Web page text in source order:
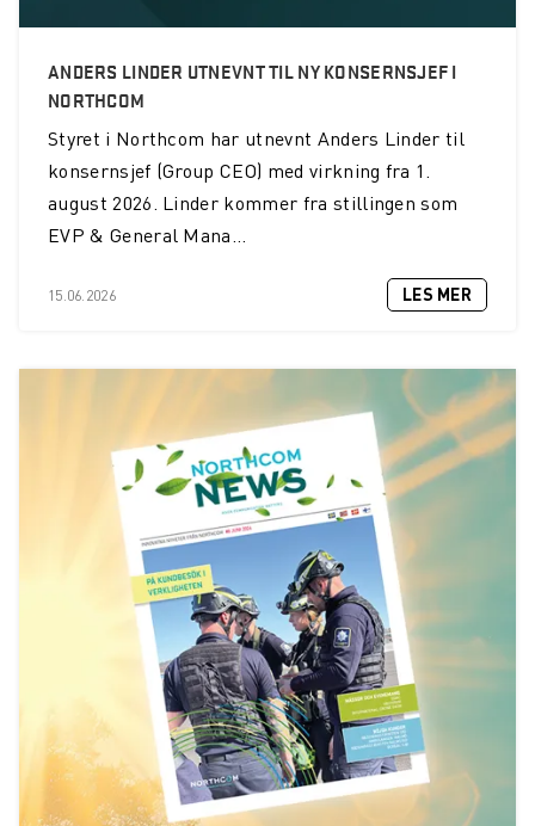
ANDERS LINDER UTNEVNT TIL NY KONSERNSJEF I
NORTHCOM
Styret i Northcom har utnevnt Anders Linder til
konsernsjef (Group CEO) med virkning fra 1.
august 2026. Linder kommer fra stillingen som
EVP & General Mana...
15.06.2026 LES MER